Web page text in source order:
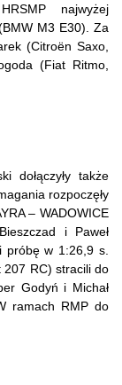
najwyżej
M3 E30). Za
(Citroën Saxo,
(Fiat Ritmo,
dołączyły także
rozpoczęły
– WADOWICE
i Paweł
próbę w 1:26,9 s.
207 RC) stracili do
Godyń i Michał
ramach RMP do